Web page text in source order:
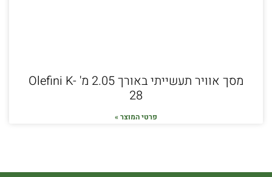
מסך אוויר תעשייתי באורך 2.05 מ' Olefini K-
28
פרטי המוצר »